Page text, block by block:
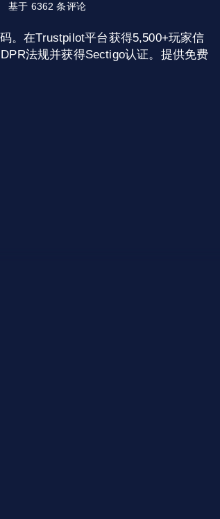
基于 6362 条评论
。在Trustpilot平台获得5,500+玩家信
法规并获得Sectigo认证。提供免费